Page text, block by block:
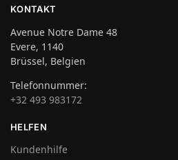
KONTAKT
Avenue Notre Dame 48
Evere, 1140
Brüssel, Belgien
Telefonnummer:
+32 493 983172
HELFEN
Kundenhilfe